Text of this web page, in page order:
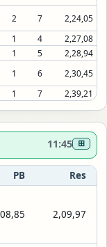
2 7
2,24,05
1 4
2,27,08
1 5
2,28,94
1 6
2,30,45
1 7 2,39,21
11:45 ⊞
PB Res
2,09,97